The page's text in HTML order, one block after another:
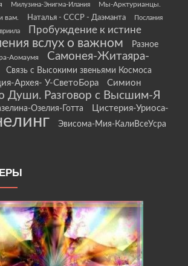
Милузина-Энигма-Илания
Мы-Арктурианцы.
вам.
Наталья - СССР - Даэманта
Послания
Пробуждение к истине
вслух о важном Разное
Аомаумя
Самонея-Житаяра-
Связь с Высокими звеньями Космоса
Архея- У-СветоБора Симион
Души. Разговор с Высшим-Я
Озелия-Готта
Цистерия-Уриоса-
Эвисома-Мия-КалиВсеУсра